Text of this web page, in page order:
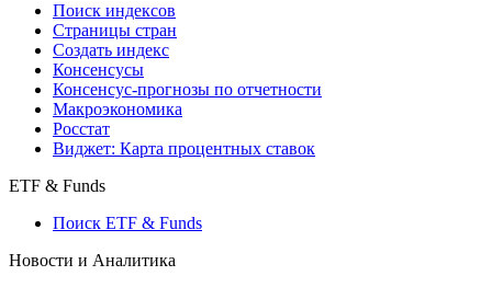
Поиск индексов
Страницы стран
Создать индекс
Консенсусы
Консенсус-прогнозы по отчетности
Макроэкономика
Росстат
Виджет: Карта процентных ставок
ETF & Funds
Поиск ETF & Funds
Новости и Аналитика